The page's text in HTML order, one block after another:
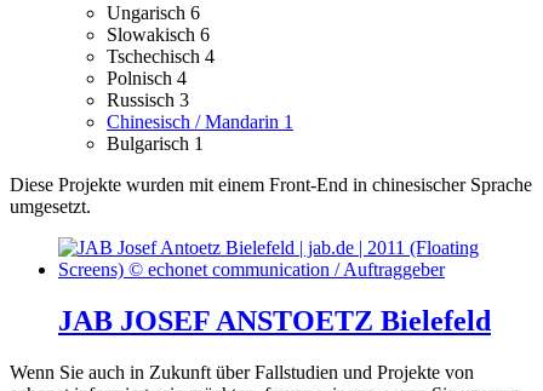
Ungarisch 6
Slowakisch 6
Tschechisch 4
Polnisch 4
Russisch 3
Chinesisch / Mandarin 1
Bulgarisch 1
Diese Projekte wurden mit einem Front-End in chinesischer Sprache
umgesetzt.
JAB JOSEF ANSTOETZ Bielefeld
Wenn Sie auch in Zukunft über Fallstudien und Projekte von